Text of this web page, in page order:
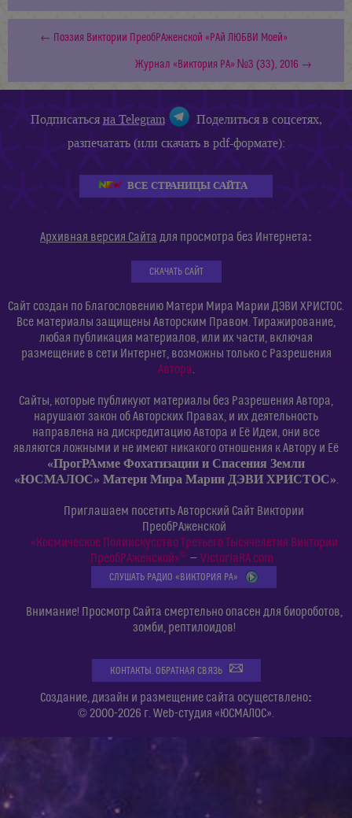
← Поэзия Виктории ПреобРАженской «РАй ЛЮБВИ Моей»
Журнал «Виктория РА» №3 (33), 2016 →
Подписатьсяна Telegram
Поделиться в соцсетях,
разпечатать (или скачать в pdf-формате):
ВСЕ СТРАНИЦЫ САЙТА
Архивная версия Сайта для просмотра без Интернета:
СКАЧАТЬ САЙТ
Сайт создан по Благословению Матери Мира Марии ДЭВИ ХРИСТОС.
Все материалы защищены Авторским Правом. Тиражирование,
любая публикация материалов, или их части, включая
размещение в сети Интернет, возможны только с Разрешения
Автора.
Сайты, которые публикуют материалы без Разрешения Автора,
нарушают закон об Авторских Правах, и их деятельность
направлена на дискредитацию Автора и Её Идеи, они все
являются ложными и не имеют никакого отношения к Автору и Её
«ПрогРАмме Фохатизации и Спасения Земли
«ЮСМАЛОС» Матери Мира Марии ДЭВИ ХРИСТОС».
Приглашаем посетить Авторский Сайт Виктории
ПреобРАженской
«Космическое Полиискусство Третьего Тысячелетия Виктории
ПреобРАженской»©— VictoriaRA.com
СЛУШАТЬ РАДИО «ВИКТОРИЯ РА»
Внимание! Просмотр Сайта смертельно опасен для биороботов,
зомби, рептилоидов!
КОНТАКТЫ. ОБРАТНАЯ СВЯЗЬ
Создание, дизайн и размещение сайта осуществлено:
© 2000-2026 г. Web-студия «ЮСМАЛОС».